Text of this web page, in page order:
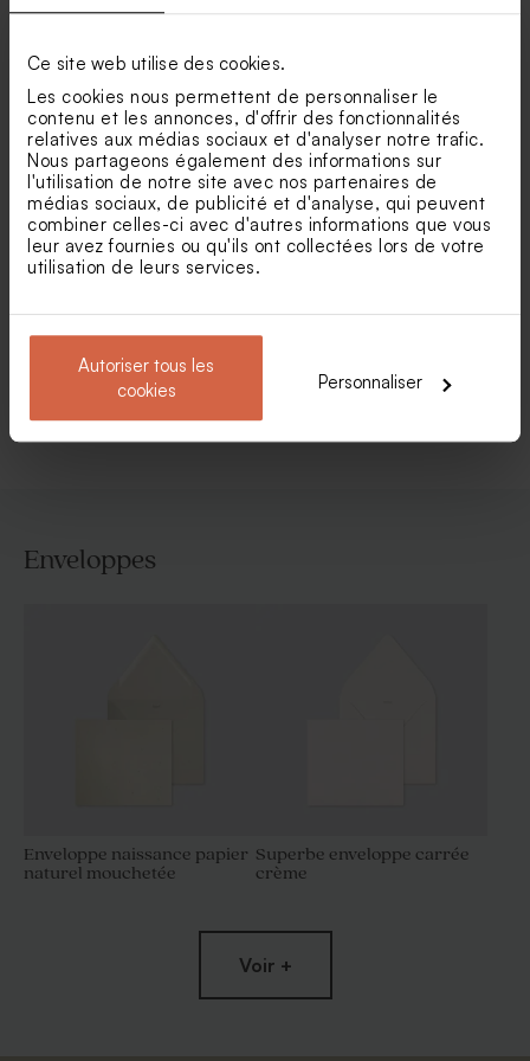
Ce site web utilise des cookies.
Les cookies nous permettent de personnaliser le
contenu et les annonces, d'offrir des fonctionnalités
relatives aux médias sociaux et d'analyser notre trafic.
Nous partageons également des informations sur
l'utilisation de notre site avec nos partenaires de
médias sociaux, de publicité et d'analyse, qui peuvent
combiner celles-ci avec d'autres informations que vous
leur avez fournies ou qu'ils ont collectées lors de votre
utilisation de leurs services.
Autoriser tous les
cookies
Personnaliser
Perle au biscuit chocolaté
communion Picasso 1 kg (±
195 ex)
Bonbon soucoupe acidulé
baptême 125 gr (± 96 ex)
fleurs colorées
et motif quadrillé
Voir toute la collection Faire-part naissance
Enveloppes
Enveloppe naissance papier
naturel mouchetée
Superbe enveloppe carrée
crème
Voir +